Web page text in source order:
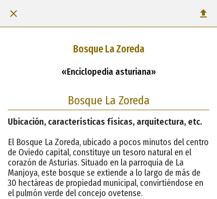
Bosque La Zoreda
«Enciclopedia asturiana»
Bosque La Zoreda
Ubicación, características físicas, arquitectura, etc.
El Bosque La Zoreda, ubicado a pocos minutos del centro
de Oviedo capital, constituye un tesoro natural en el
corazón de Asturias. Situado en la parroquia de La
Manjoya, este bosque se extiende a lo largo de más de
30 hectáreas de propiedad municipal, convirtiéndose en
el pulmón verde del concejo ovetense.